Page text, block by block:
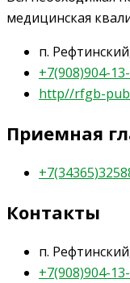
медицинская
п.
+7(908)904-
http//rfgb-
Приемная
Контакты
п.
+7(908)904-